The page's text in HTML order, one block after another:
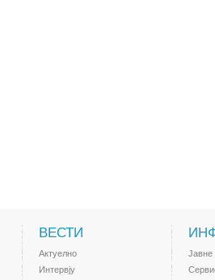
ВЕСТИ
Актуелно
Интервју
Јавне